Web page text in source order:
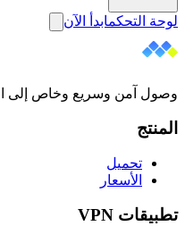
لوحة التحكمابدأ الآن
وصول آمن وسريع وخاص إلى
المنتج
تحميل
الأسعار
تطبيقات VPN